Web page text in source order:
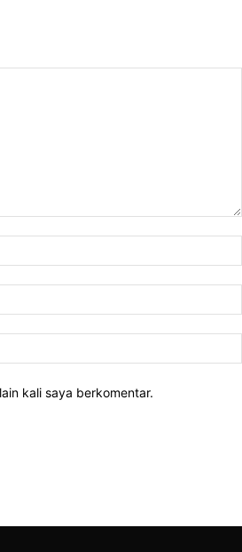
kali saya berkomentar.